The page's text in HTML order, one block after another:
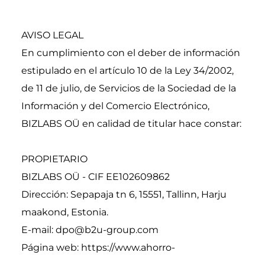
AVISO LEGAL
En cumplimiento con el deber de información
estipulado en el artículo 10 de la Ley 34/2002,
de 11 de julio, de Servicios de la Sociedad de la
Información y del Comercio Electrónico,
BIZLABS OÜ en calidad de titular hace constar:
PROPIETARIO
BIZLABS OÜ - CIF EE102609862
Dirección: Sepapaja tn 6, 15551, Tallinn, Harju
maakond, Estonia.
E-mail: dpo@b2u-group.com
Página web: https://www.ahorro-